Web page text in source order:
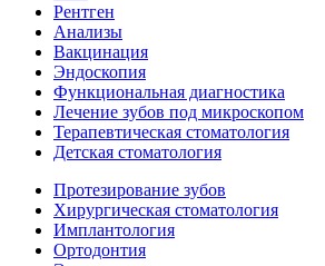
Рентген
Анализы
Вакцинация
Эндоскопия
Функциональная диагностика
Лечение зубов под микроскопом
Терапевтическая стоматология
Детская стоматология
Протезирование зубов
Хирургическая стоматология
Имплантология
Ортодонтия